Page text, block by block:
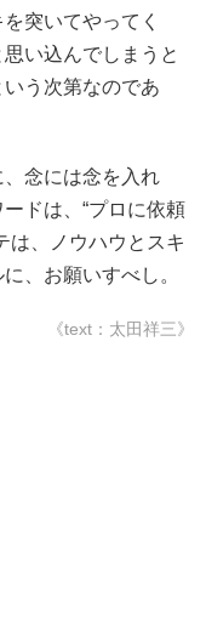
突いてやってく
い込んでしまうと
う次第なのであ
念には念を入れ
ドは、“プロに依頼
は、ノウハウとスキ
、お願いすべし。
《text：太田祥三》